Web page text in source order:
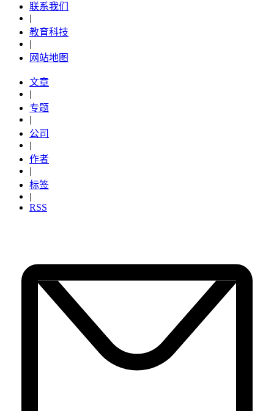
联系我们
|
教育科技
|
网站地图
文章
|
专题
|
公司
|
作者
|
标签
|
RSS